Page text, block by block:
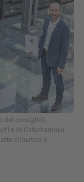
del consiglio) ,
e Jo Osterhammer
climatico e